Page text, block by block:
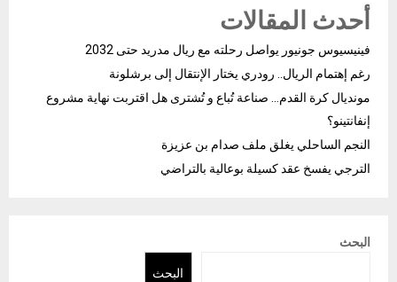
أحدث المقالات
فينيسيوس جونيور يواصل رحلته مع ريال مدريد حتى 2032
رغم إهتمام الريال.. رودري يختار الإنتقال إلى برشلونة
مونديال كرة القدم… صناعة تُباع و تُشترى هل اقتربت نهاية مشروع
إنفانتينو؟
النجم الساحلي يغلق ملف صدام بن عزيزة
الترجي يفسخ عقد كسيلة بوعالية بالتراضي
البحث
البحث